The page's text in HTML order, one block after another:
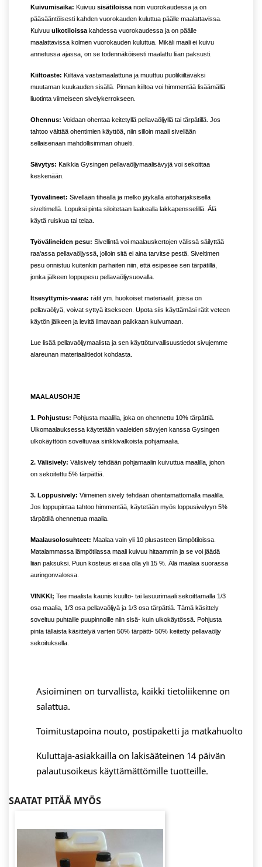
Kuivumisaika: Kuivuu sisätiloissa noin vuorokaudessa ja on
pääsääntöisesti kahden vuorokauden kuluttua päälle maalattavissa.
Kuivuu ulkotiloissa kahdessa vuorokaudessa ja on päälle
maalattavissa kolmen vuorokauden kuluttua. Mikäli maali ei kuivu
annetussa ajassa, on se todennäköisesti maalattu liian paksusti.
Kiiltoaste: Kiiltävä vastamaalattuna ja muuttuu puolikiiltäväksi
muutaman kuukauden sisällä. Pinnan kiiltoa voi himmentää lisäämällä
liuotinta viimeiseen sivelykerrokseen.
Ohennus: Voidaan ohentaa keitetyllä pellavaöljyllä tai tärpätillä. Jos
tahtoo välttää ohentimien käyttöä, niin silloin maali sivellään
sellaisenaan mahdollisimman ohuelti.
Sävytys: Kaikkia Gysingen pellavaöljymaalisävyjä voi sekoittaa
keskenään.
Työvälineet: Sivellään tiheällä ja melko jäykällä aitoharjaksisella
siveltimellä. Lopuksi pinta siloitetaan laakealla lakkapensselillä. Älä
käytä ruiskua tai telaa.
Työvälineiden pesu: Sivellintä voi maalauskertojen välissä säilyttää
raa'assa pellavaöljyssä, jolloin sitä ei aina tarvitse pestä. Siveltimen
pesu onnistuu kuitenkin parhaiten niin, että esipesee sen tärpätillä,
jonka jälkeen loppupesu pellavaöljysuovalla.
Itsesyttymis-vaara: rätit ym. huokoiset materiaalit, joissa on
pellavaöljyä, voivat syttyä itsekseen. Upota siis käyttämäsi rätit veteen
käytön jälkeen ja levitä ilmavaan paikkaan kuivumaan.
Lue lisää pellavaöljymaalista ja sen käyttöturvallisuustiedot sivujemme
alareunan materiaalitiedot kohdasta.
MAALAUSOHJE
1. Pohjustus: Pohjusta maalilla, joka on ohennettu 10% tärpättiä.
Ulkomaalauksessa käytetään vaaleiden sävyjen kanssa Gysingen
ulkokäyttöön soveltuvaa sinkkivalkoista pohjamaalia.
2. Välisively: Välisively tehdään pohjamaalin kuivuttua maalilla, johon
on sekoitettu 5% tärpättiä.
3. Loppusively: Viimeinen sively tehdään ohentamattomalla maalilla.
Jos loppupintaa tahtoo himmentää, käytetään myös loppusivelyyn 5%
tärpätillä ohennettua maalia.
Maalausolosuhteet: Maalaa vain yli 10 plusasteen lämpötiloissa.
Matalammassa lämpötilassa maali kuivuu hitaammin ja se voi jäädä
liian paksuksi. Puun kosteus ei saa olla yli 15 %. Älä maalaa suorassa
auringonvalossa.
VINKKI; Tee maalista kaunis kuulto- tai lasuurimaali sekoittamalla 1/3
osa maalia, 1/3 osa pellavaöljyä ja 1/3 osa tärpättiä. Tämä käsittely
soveltuu puhtaille puupinnoille niin sisä- kuin ulkokäytössä. Pohjusta
pinta tällaista käsittelyä varten 50% tärpätti- 50% keitetty pellavaöljy
sekoituksella.
Asioiminen on turvallista, kaikki tietoliikenne on
salattua.
Toimitustapoina nouto, postipaketti ja matkahuolto
Kuluttaja-asiakkailla on lakisääteinen 14 päivän
palautusoikeus käyttämättömille tuotteille.
SAATAT PITÄÄ MYÖS